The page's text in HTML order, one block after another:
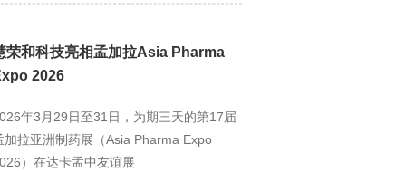
荣和科技亮相孟加拉Asia Pharma
2026
年3月29日至31日，为期三天的第17届
加拉亚洲制药展（Asia Pharma Expo
）在达卡孟中友谊展